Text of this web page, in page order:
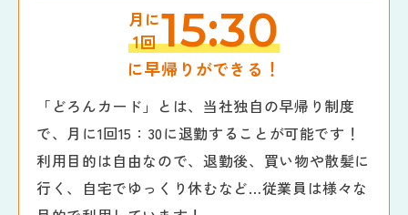
月に
1回 15:30
に早帰りができる！
「どろんカード」とは、当社独自の早帰り制度
で、月に1回15：30に退勤することが可能です！
利用目的は自由なので、退勤後、買い物や散髪に
行く、自宅でゆっくり休むなど…従業員は様々な